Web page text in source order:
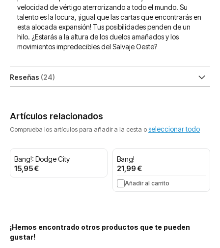
velocidad de vértigo aterrorizando a todo el mundo. Su
talento es la locura, ¡igual que las cartas que encontrarás en
esta alocada expansión! Tus posibilidades penden de un
hilo. ¿Estarás a la altura de los duelos amañados y los
movimientos impredecibles del Salvaje Oeste?
Reseñas 24
Artículos relacionados
Comprueba los artículos para añadir a la cesta oseleccionar todo
Bang!: Dodge City
15,95 €
Bang!
21,99 €
Añadir al carrito
¡Hemos encontrado otros productos que te pueden
gustar!